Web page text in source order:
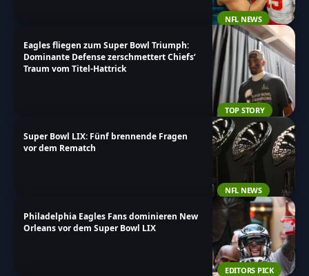
NFL NEWS
TOP STORY
Eagles fliegen zum Super Bowl Triumph:
Dominante Defense zerschmettert Chiefs‘
Traum vom Titel-Hattrick
NFL NEWS
Super Bowl LIX: Fünf brennende Fragen
vor dem Rematch
EDITORS PICK
Philadelphia Eagles Fans dominieren New
Orleans vor dem Super Bowl LIX